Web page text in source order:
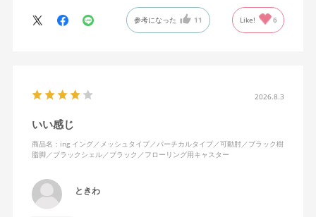
特に前後に揺らす時にヘッドレストありで購入して良かったと思
えます。揺れを止める機能もちゃんとあります。
参考になった 11 Like! 6
2026.8.3
いい感じ
商品名：ing イング／メッシュタイプ／バーチカルタイプ／可動肘／ブラック樹
脂脚／ブラックシェル／ブラック／フローリング用キャスター
ときわ